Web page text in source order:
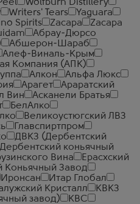
Wolfburn Distillery
Writers' Tears
Yaguara
Spirits Zacapa
Zacapa
Абрау-Дюрсо
Абшерон-Шараб
Алеф-Виналь-Крым
Компания (АПК)
Алкон
Альфа Люкс
Арагет
Араратский
Вин
Асканели Братья
БелАлко
Великоустюгский ЛВЗ
Главспиртпром
ДВКЗ (Дербентский
Дербентский коньячный
Вина
Ерасхский
Коньячный Завод
Иронсан
Итар Глобал
Кристалл
КВКЗ
завод)
КВС